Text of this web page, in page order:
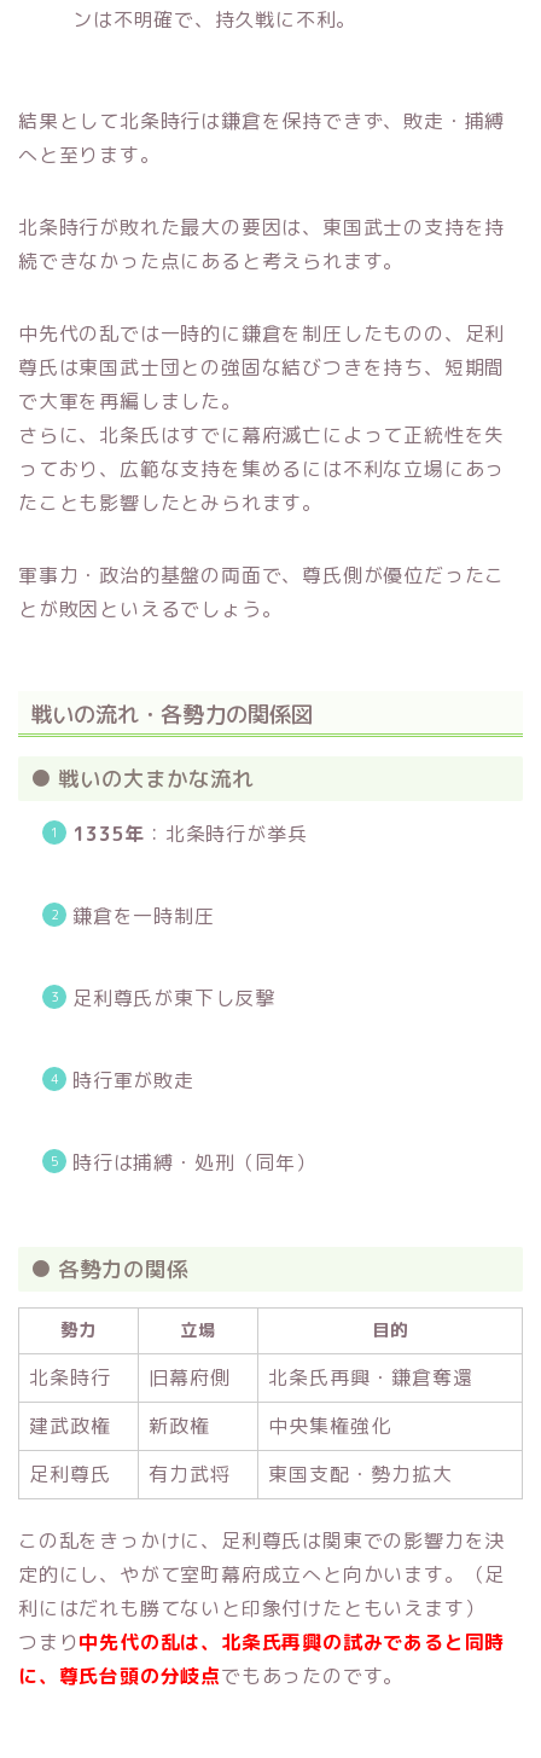
ンは不明確で、持久戦に不利。
結果として北条時行は鎌倉を保持できず、敗走・捕縛
へと至ります。
北条時行が敗れた最大の要因は、東国武士の支持を持
続できなかった点にあると考えられます。
中先代の乱では一時的に鎌倉を制圧したものの、足利
尊氏は東国武士団との強固な結びつきを持ち、短期間
で大軍を再編しました。
さらに、北条氏はすでに幕府滅亡によって正統性を失
っており、広範な支持を集めるには不利な立場にあっ
たことも影響したとみられます。
軍事力・政治的基盤の両面で、尊氏側が優位だったこ
とが敗因といえるでしょう。
戦いの流れ・各勢力の関係図
● 戦いの大まかな流れ
1335年 ：北条時行が挙兵
鎌倉を一時制圧
足利尊氏が東下し反撃
時行軍が敗走
時行は捕縛・処刑（同年）
● 各勢力の関係
勢力 立場 目的
北条時行 旧幕府側
北条氏再興・鎌倉奪還
建武政権
新政権
中央集権強化
足利尊氏
有力武将 東国支配・勢力拡大
この乱をきっかけに、足利尊氏は関東での影響力を決
定的にし、やがて室町幕府成立へと向かいます。（足
利にはだれも勝てないと印象付けたともいえます）
つまり中先代の乱は、北条氏再興の試みであると同時
に、尊氏台頭の分岐点でもあったのです。